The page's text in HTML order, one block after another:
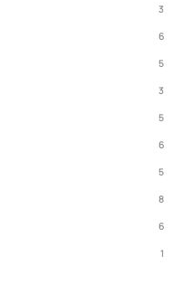
3
6
5
3
5
6
5
8
6
1